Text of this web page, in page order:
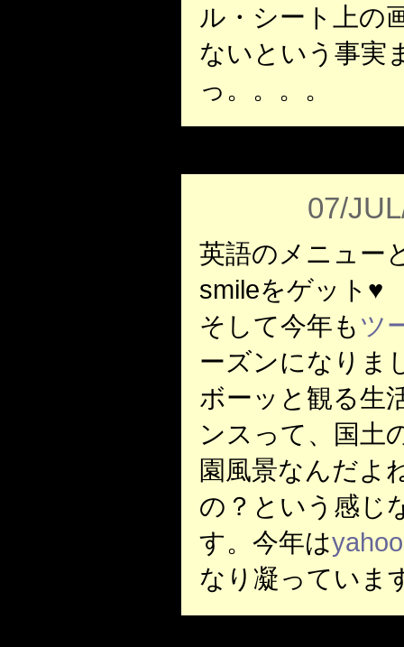
ル・シート上の
ないという事実
っ。。。。
07/
英語のメニュー
smileをゲット♥
そして今年も ツ
ーズンになりま
ボーッと観る生
ンスって、国土
園風景なんだよ
の？という感じ
す。今年は
なり凝っていま